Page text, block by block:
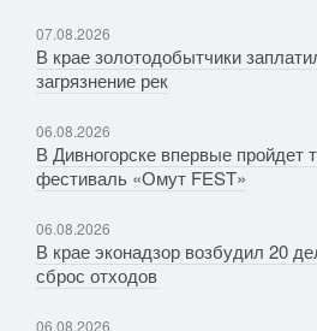
07.08.2026
В крае золотодобытчики
загрязнение рек
06.08.2026
В Дивногорске впервые пройдет
фестиваль «Омут FEST»
06.08.2026
В крае эконадзор возбудил 20
сброс отходов
06.08.2026